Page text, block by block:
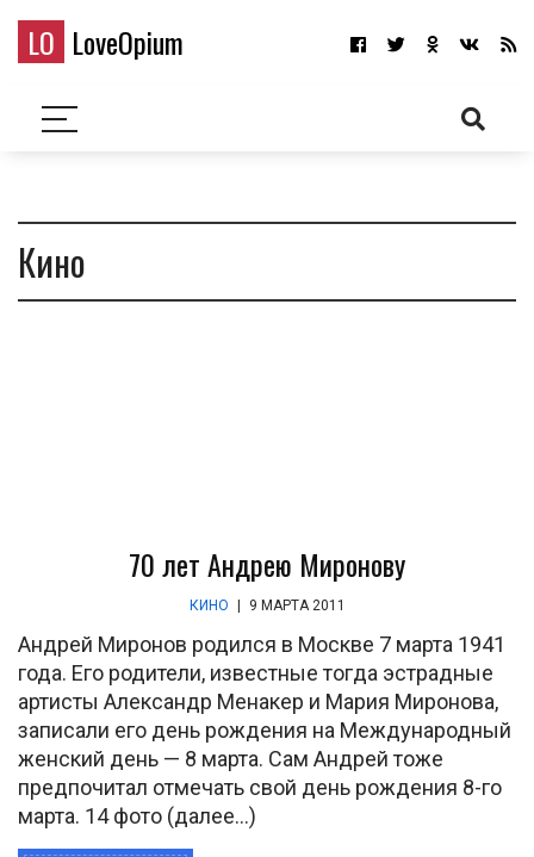
LO LoveOpium
Кино
70 лет Андрею Миронову
КИНО 9 МАРТА 2011
Андрей Миронов родился в Москве 7 марта 1941
года. Его родители, известные тогда эстрадные
артисты Александр Менакер и Мария Миронова,
записали его день рождения на Международный
женский день — 8 марта. Сам Андрей тоже
предпочитал отмечать свой день рождения 8-го
марта. 14 фото (далее…)